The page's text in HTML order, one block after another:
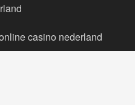
casino nederland